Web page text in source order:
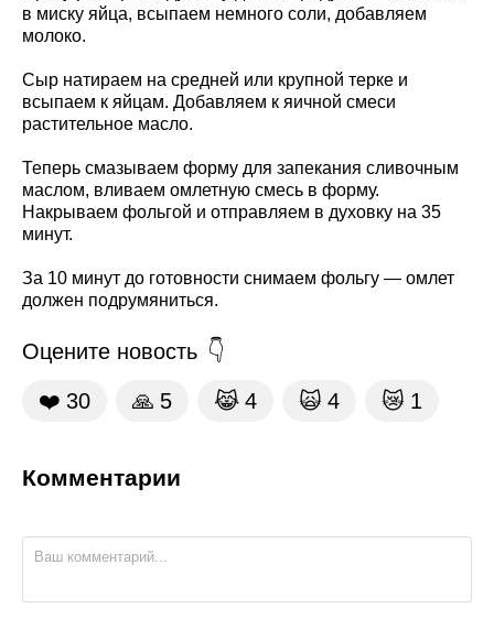
в миску яйца, всыпаем немного соли, добавляем
молоко.
Сыр натираем на средней или крупной терке и
всыпаем к яйцам. Добавляем к яичной смеси
растительное масло.
Теперь смазываем форму для запекания сливочным
маслом, вливаем омлетную смесь в форму.
Накрываем фольгой и отправляем в духовку на 35
минут.
За 10 минут до готовности снимаем фольгу — омлет
должен подрумяниться.
Оцените новость
❤️ 30 🙏 5 😹 4 🙀 4 😿 1
Комментарии